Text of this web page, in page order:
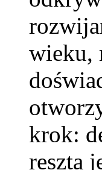
wieku,
krok:
reszta